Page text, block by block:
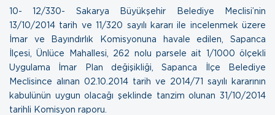
10- 12/330- Sakarya Büyükşehir Belediye Meclisi’nin
13/10/2014 tarih ve 11/320 sayılı kararı ile incelenmek üzere
İmar ve Bayındırlık Komisyonuna havale edilen, Sapanca
İlçesi, Ünlüce Mahallesi, 262 nolu parsele ait 1/1000 ölçekli
Uygulama İmar Plan değişikliği, Sapanca İlçe Belediye
Meclisince alınan 02.10.2014 tarih ve 2014/71 sayılı kararının
kabulünün uygun olacağı şeklinde tanzim olunan 31/10/2014
tarihli Komisyon raporu.